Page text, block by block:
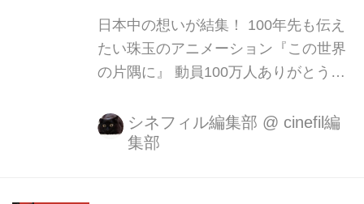
日本中の想いが結集！ 100年先も伝え
たい珠玉のアニメーション『この世界
の片隅に』 動員100万人ありがとう！
キング先週8位→7位にランクアップ！
著名人絶賛コメント続々！第3弾来場
シネフィル編集部 @ cinefil編
集部